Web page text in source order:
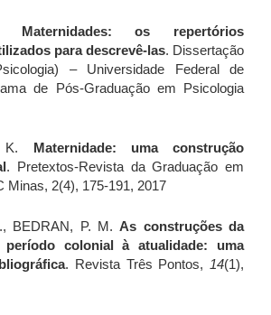
Maternidades: os repertórios
para descrevê-las. Dissertação
– Universidade Federal de
de Pós-Graduação em Psicologia
K. Maternidade: uma construção
. Pretextos-Revista da Graduação em
Minas, 2(4), 175-191, 2017
BEDRAN, P. M.As construções da
período colonial à atualidade: uma
. Revista Três Pontos,14(1),